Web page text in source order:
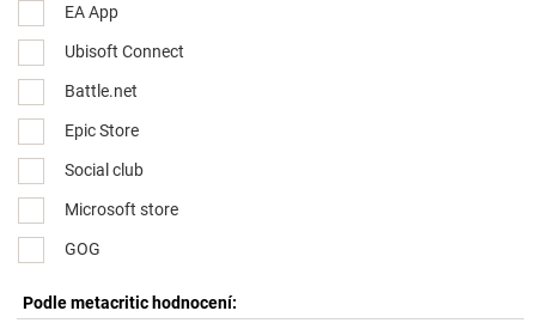
EA App
Ubisoft Connect
Battle.net
Epic Store
Social club
Microsoft store
GOG
Podle metacritic hodnocení: